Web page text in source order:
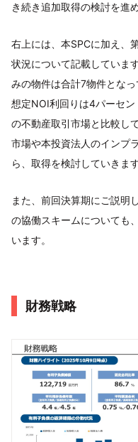
き続き追加取得の検討を進
右上には、本SPCに加え、
状況について記載していま
みの物件は合計7物件とな
想定NOI利回りは4パーセ
の不動産取引市場と比較し
市場や本投資法人のインプ
ら、取得を検討していきます
また、前回決算期にご説明
の協働スキームについても
います。
財務戦略